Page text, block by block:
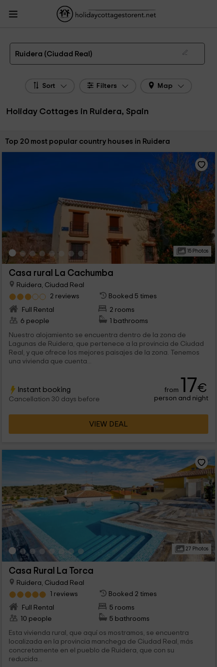
HolidayCottagesToRent.net
La Mancha
Holiday Cottages Ciudad Real
Holiday Cottages Ruidera
The 33 best holiday cottages & country houses in Ruidera in 2026
Ruidera (Ciudad Real)
Sort Filters Map
Holiday Cottages in Ruidera, Spain
Sort by:
Top 20 most popular country houses in Ruidera
15 Photos
Casa rural La Cachumba
Ruidera, Ciudad Real
2 reviews
Booked 5 times
Full Rental
2 rooms
6 people
1 bathrooms
Nuestro alojamiento se encuentra dentro de la zona de
Lagunas de Ruidera, que pertenece a la provincia de Ciudad
Real, y que ofrece los mejores paisajes de la zona. Tenemos
una vivienda que cuenta...
Instant booking
Cancellation 30 days before
from 17€
person and night
VIEW DEAL
27 Photos
Casa Rural La Torca
Ruidera, Ciudad Real
1 reviews
Booked 2 times
Full Rental
5 rooms
10 people
5 bathrooms
Esta vivienda rural, que aquí os mostramos, se encuentra
localizada en la provincia manchega de Ciudad Real, más
concretamente en el pueblo de Ruidera, que con su
reducida...